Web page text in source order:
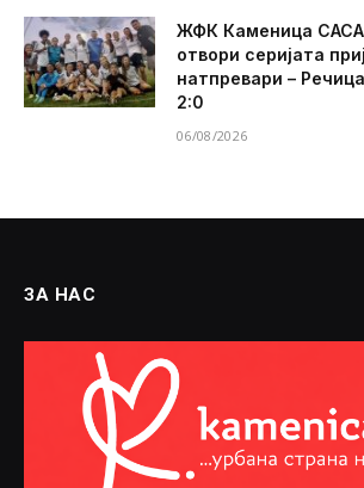
ЖФК Каменица САСА
отвори серијата
натпревари –
2:0
06/08/2026
ЗА НАС